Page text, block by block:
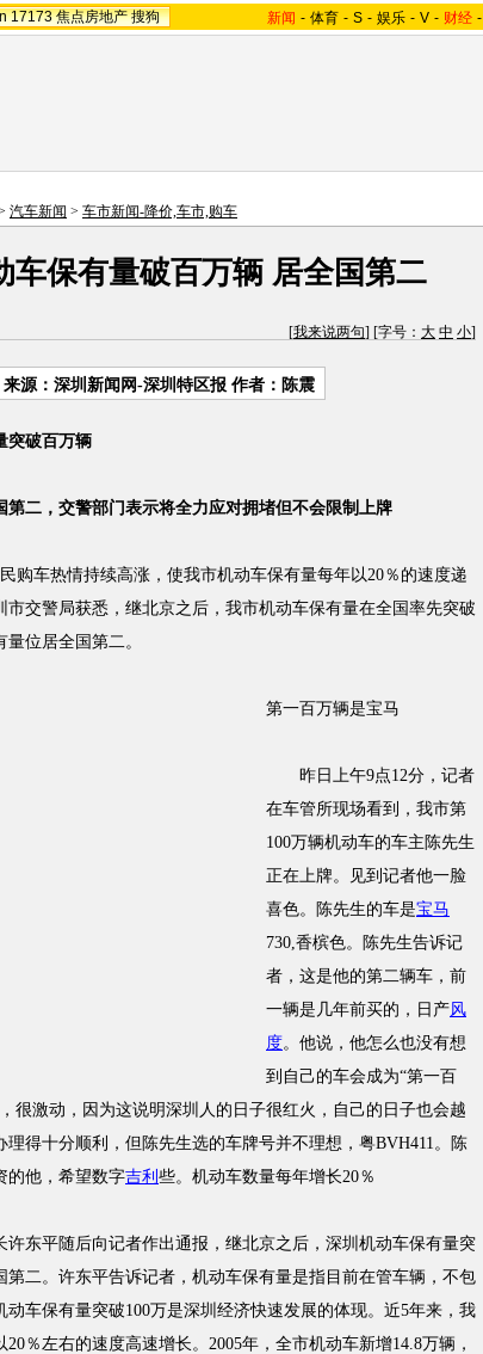
17173 焦点房地产 搜狗 新闻 - 体育 - S - 娱乐 - V - 财经 -
汽车新闻 > 车市新闻-降价,车市,购车
车保有量破百万辆 居全国第二
[我来说两句] [字号： 大 中 小]
来源：深圳新闻网-深圳特区报 作者：陈震
破百万辆
二，交警部门表示将全力应对拥堵但不会限制上牌
车热情持续高涨，使我市机动车保有量每年以20％的速度递
市交警局获悉，继北京之后，我市机动车保有量在全国率先突破
位居全国第二。
第一百万辆是宝马
昨日上午9点12分，记者
在车管所现场看到，我市第
100万辆机动车的车主陈先生
正在上牌。见到记者他一脸
喜色。陈先生的车是宝马
730,香槟色。陈先生告诉记
者，这是他的第二辆车，前
一辆是几年前买的，日产风
度。他说，他怎么也没有想
到自己的车会成为“第一百
很激动，因为这说明深圳人的日子很红火，自己的日子也会越
理得十分顺利，但陈先生选的车牌号并不理想，粤BVH411。陈
的他，希望数字吉利 些。机动车数量每年增长20％
东平随后向记者作出通报，继北京之后，深圳机动车保有量突
第二。许东平告诉记者，机动车保有量是指目前在管车辆，不包
动车保有量突破100万是深圳经济快速发展的体现。近5年来，我
％左右的速度高速增长。2005年，全市机动车新增14.8万辆，